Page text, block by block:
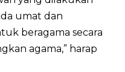
umat dan
beragama secara
agama,” harap